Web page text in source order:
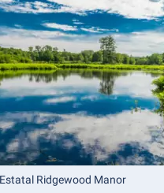
Ridgewood Manor